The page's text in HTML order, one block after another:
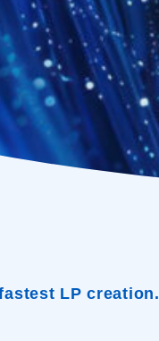
LP creation.